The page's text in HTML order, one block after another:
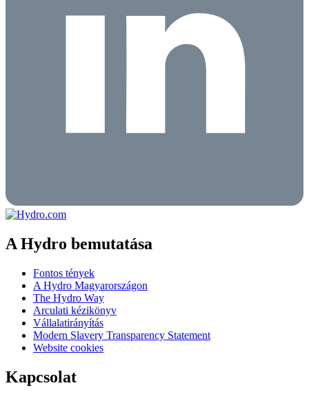
A Hydro bemutatása
Fontos tények
A Hydro Magyarországon
The Hydro Way
Arculati kézikönyv
Vállalatirányítás
Modern Slavery Transparency Statement
Website cookies
Kapcsolat